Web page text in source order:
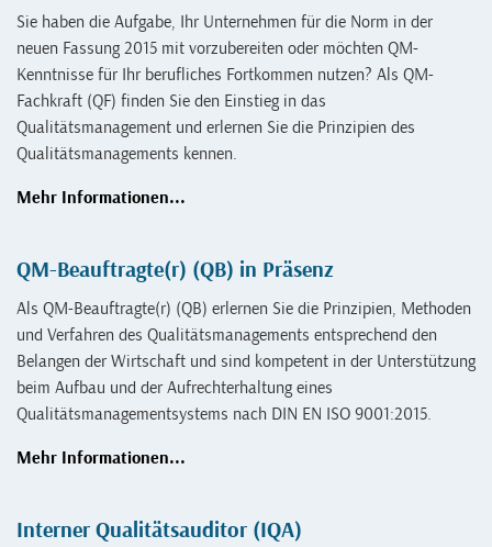
Sie haben die Aufgabe, Ihr Unternehmen für die Norm in der
neuen Fassung 2015 mit vorzubereiten oder möchten QM-
Kenntnisse für Ihr berufliches Fortkommen nutzen? Als QM-
Fachkraft (QF) finden Sie den Einstieg in das
Qualitätsmanagement und erlernen Sie die Prinzipien des
Qualitätsmanagements kennen.
Mehr Informationen...
QM-Beauftragte(r) (QB) in Präsenz
Als QM-Beauftragte(r) (QB) erlernen Sie die Prinzipien, Methoden
und Verfahren des Qualitätsmanagements entsprechend den
Belangen der Wirtschaft und sind kompetent in der Unterstützung
beim Aufbau und der Aufrechterhaltung eines
Qualitätsmanagementsystems nach DIN EN ISO 9001:2015.
Mehr Informationen...
Interner Qualitätsauditor (IQA)